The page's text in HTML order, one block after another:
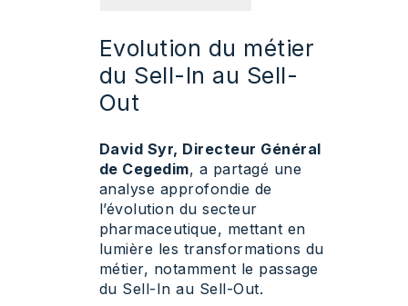
Evolution du métier
du Sell-In au Sell-
Out
David Syr, Directeur Général
de Cegedim, a partagé une
analyse approfondie de
l’évolution du secteur
pharmaceutique, mettant en
lumière les transformations du
métier, notamment le passage
du Sell-In au Sell-Out.